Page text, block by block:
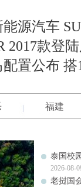
源汽车
2017款登
置公布
福建
泰国校
2026-08-
老挝国